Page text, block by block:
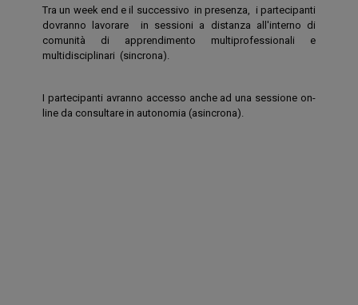
Tra un week end e il successivo in presenza, i partecipanti
dovranno lavorare in sessioni a distanza all'interno di
comunità di apprendimento multiprofessionali e
multidisciplinari (sincrona).
I partecipanti avranno accesso anche ad una sessione on-
line da consultare in autonomia (asincrona).